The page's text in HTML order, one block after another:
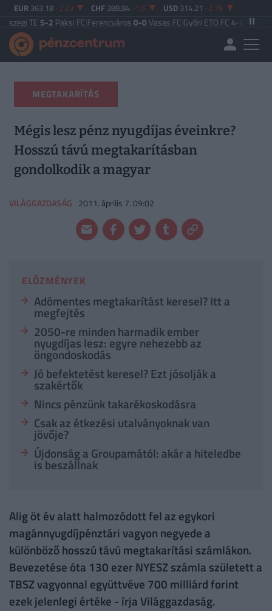
EUR 363.18 -2.23 CHF 388.84 -1.5 USD 314.21 -2.76
5-2Paksi FC|Ferencváros0-0Vasas FC|Győri ETO FC4-0Nyíregyháza|
MEGTAKARÍTÁS
Mégis lesz pénz nyugdíjas éveinkre?
Hosszú távú megtakarításban
gondolkodik a magyar
VILÁGGAZDASÁG 2011. április 7. 09:02
ELŐZMÉNYEK
Adómentes megtakarítást keresel? Itt a
megfejtés
2050-re minden harmadik ember
nyugdíjas lesz: egyre nehezebb az
öngondoskodás
Jó befektetést keresel? Ezt jósolják a
szakértők
Nincs pénzünk takarékoskodásra
Csak az étkezési utalványoknak van
jövője?
Újdonság a Groupamától: akár a hiteledbe
is beszállnak
Alig öt év alatt halmozódott fel az egykori
magánnyugdíjpénztári vagyon negyede a
különböző hosszú távú megtakarítási számlákon.
Bevezetése óta 130 ezer NYESZ számla született a
TBSZ vagyonnal együttvéve 700 milliárd forint
ezek jelenlegi értéke - írja Világgazdaság.